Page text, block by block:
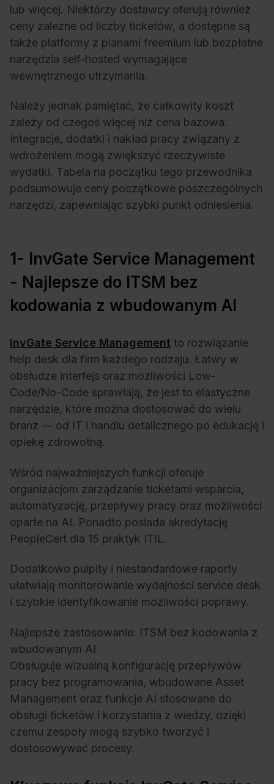
lub więcej. Niektórzy dostawcy oferują również
ceny zależne od liczby ticketów, a dostępne są
także platformy z planami freemium lub bezpłatne
narzędzia self-hosted wymagające
wewnętrznego utrzymania.
Należy jednak pamiętać, że całkowity koszt
zależy od czegoś więcej niż cena bazowa.
Integracje, dodatki i nakład pracy związany z
wdrożeniem mogą zwiększyć rzeczywiste
wydatki. Tabela na początku tego przewodnika
podsumowuje ceny początkowe poszczególnych
narzędzi, zapewniając szybki punkt odniesienia.
1- InvGate Service Management
- Najlepsze do ITSM bez
kodowania z wbudowanym AI
InvGate Service Management to rozwiązanie
help desk dla firm każdego rodzaju. Łatwy w
obsłudze interfejs oraz możliwości Low-
Code/No-Code sprawiają, że jest to elastyczne
narzędzie, które można dostosować do wielu
branż — od IT i handlu detalicznego po edukację i
opiekę zdrowotną.
Wśród najważniejszych funkcji oferuje
organizacjom zarządzanie ticketami wsparcia,
automatyzację, przepływy pracy oraz możliwości
oparte na AI. Ponadto posiada akredytację
PeopleCert dla 15 praktyk ITIL.
Dodatkowo pulpity i niestandardowe raporty
ułatwiają monitorowanie wydajności service desk
i szybkie identyfikowanie możliwości poprawy.
Najlepsze zastosowanie: ITSM bez kodowania z
wbudowanym AI
Obsługuje wizualną konfigurację przepływów
pracy bez programowania, wbudowane Asset
Management oraz funkcje AI stosowane do
obsługi ticketów i korzystania z wiedzy, dzięki
czemu zespoły mogą szybko tworzyć i
dostosowywać procesy.